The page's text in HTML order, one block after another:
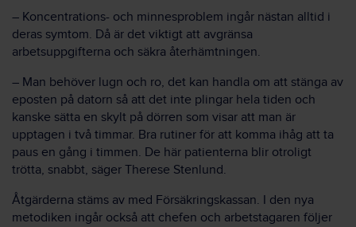
– Koncentrations- och minnesproblem ingår nästan alltid i
deras symtom. Då är det viktigt att avgränsa
arbetsuppgifterna och säkra återhämtningen.
– Man behöver lugn och ro, det kan handla om att stänga av
eposten på datorn så att det inte plingar hela tiden och
kanske sätta en skylt på dörren som visar att man är
upptagen i två timmar. Bra rutiner för att komma ihåg att ta
paus en gång i timmen. De här patienterna blir otroligt
trötta, snabbt, säger Therese Stenlund.
Åtgärderna stäms av med Försäkringskassan. I den nya
metodiken ingår också att chefen och arbetstagaren följer